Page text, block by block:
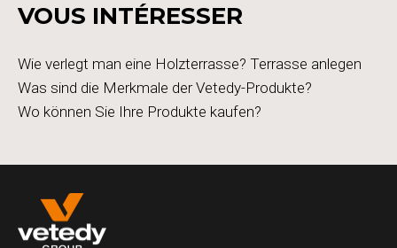
VOUS INTÉRESSER
Wie verlegt man eine Holzterrasse? Terrasse anlegen
Was sind die Merkmale der Vetedy-Produkte?
Wo können Sie Ihre Produkte kaufen?